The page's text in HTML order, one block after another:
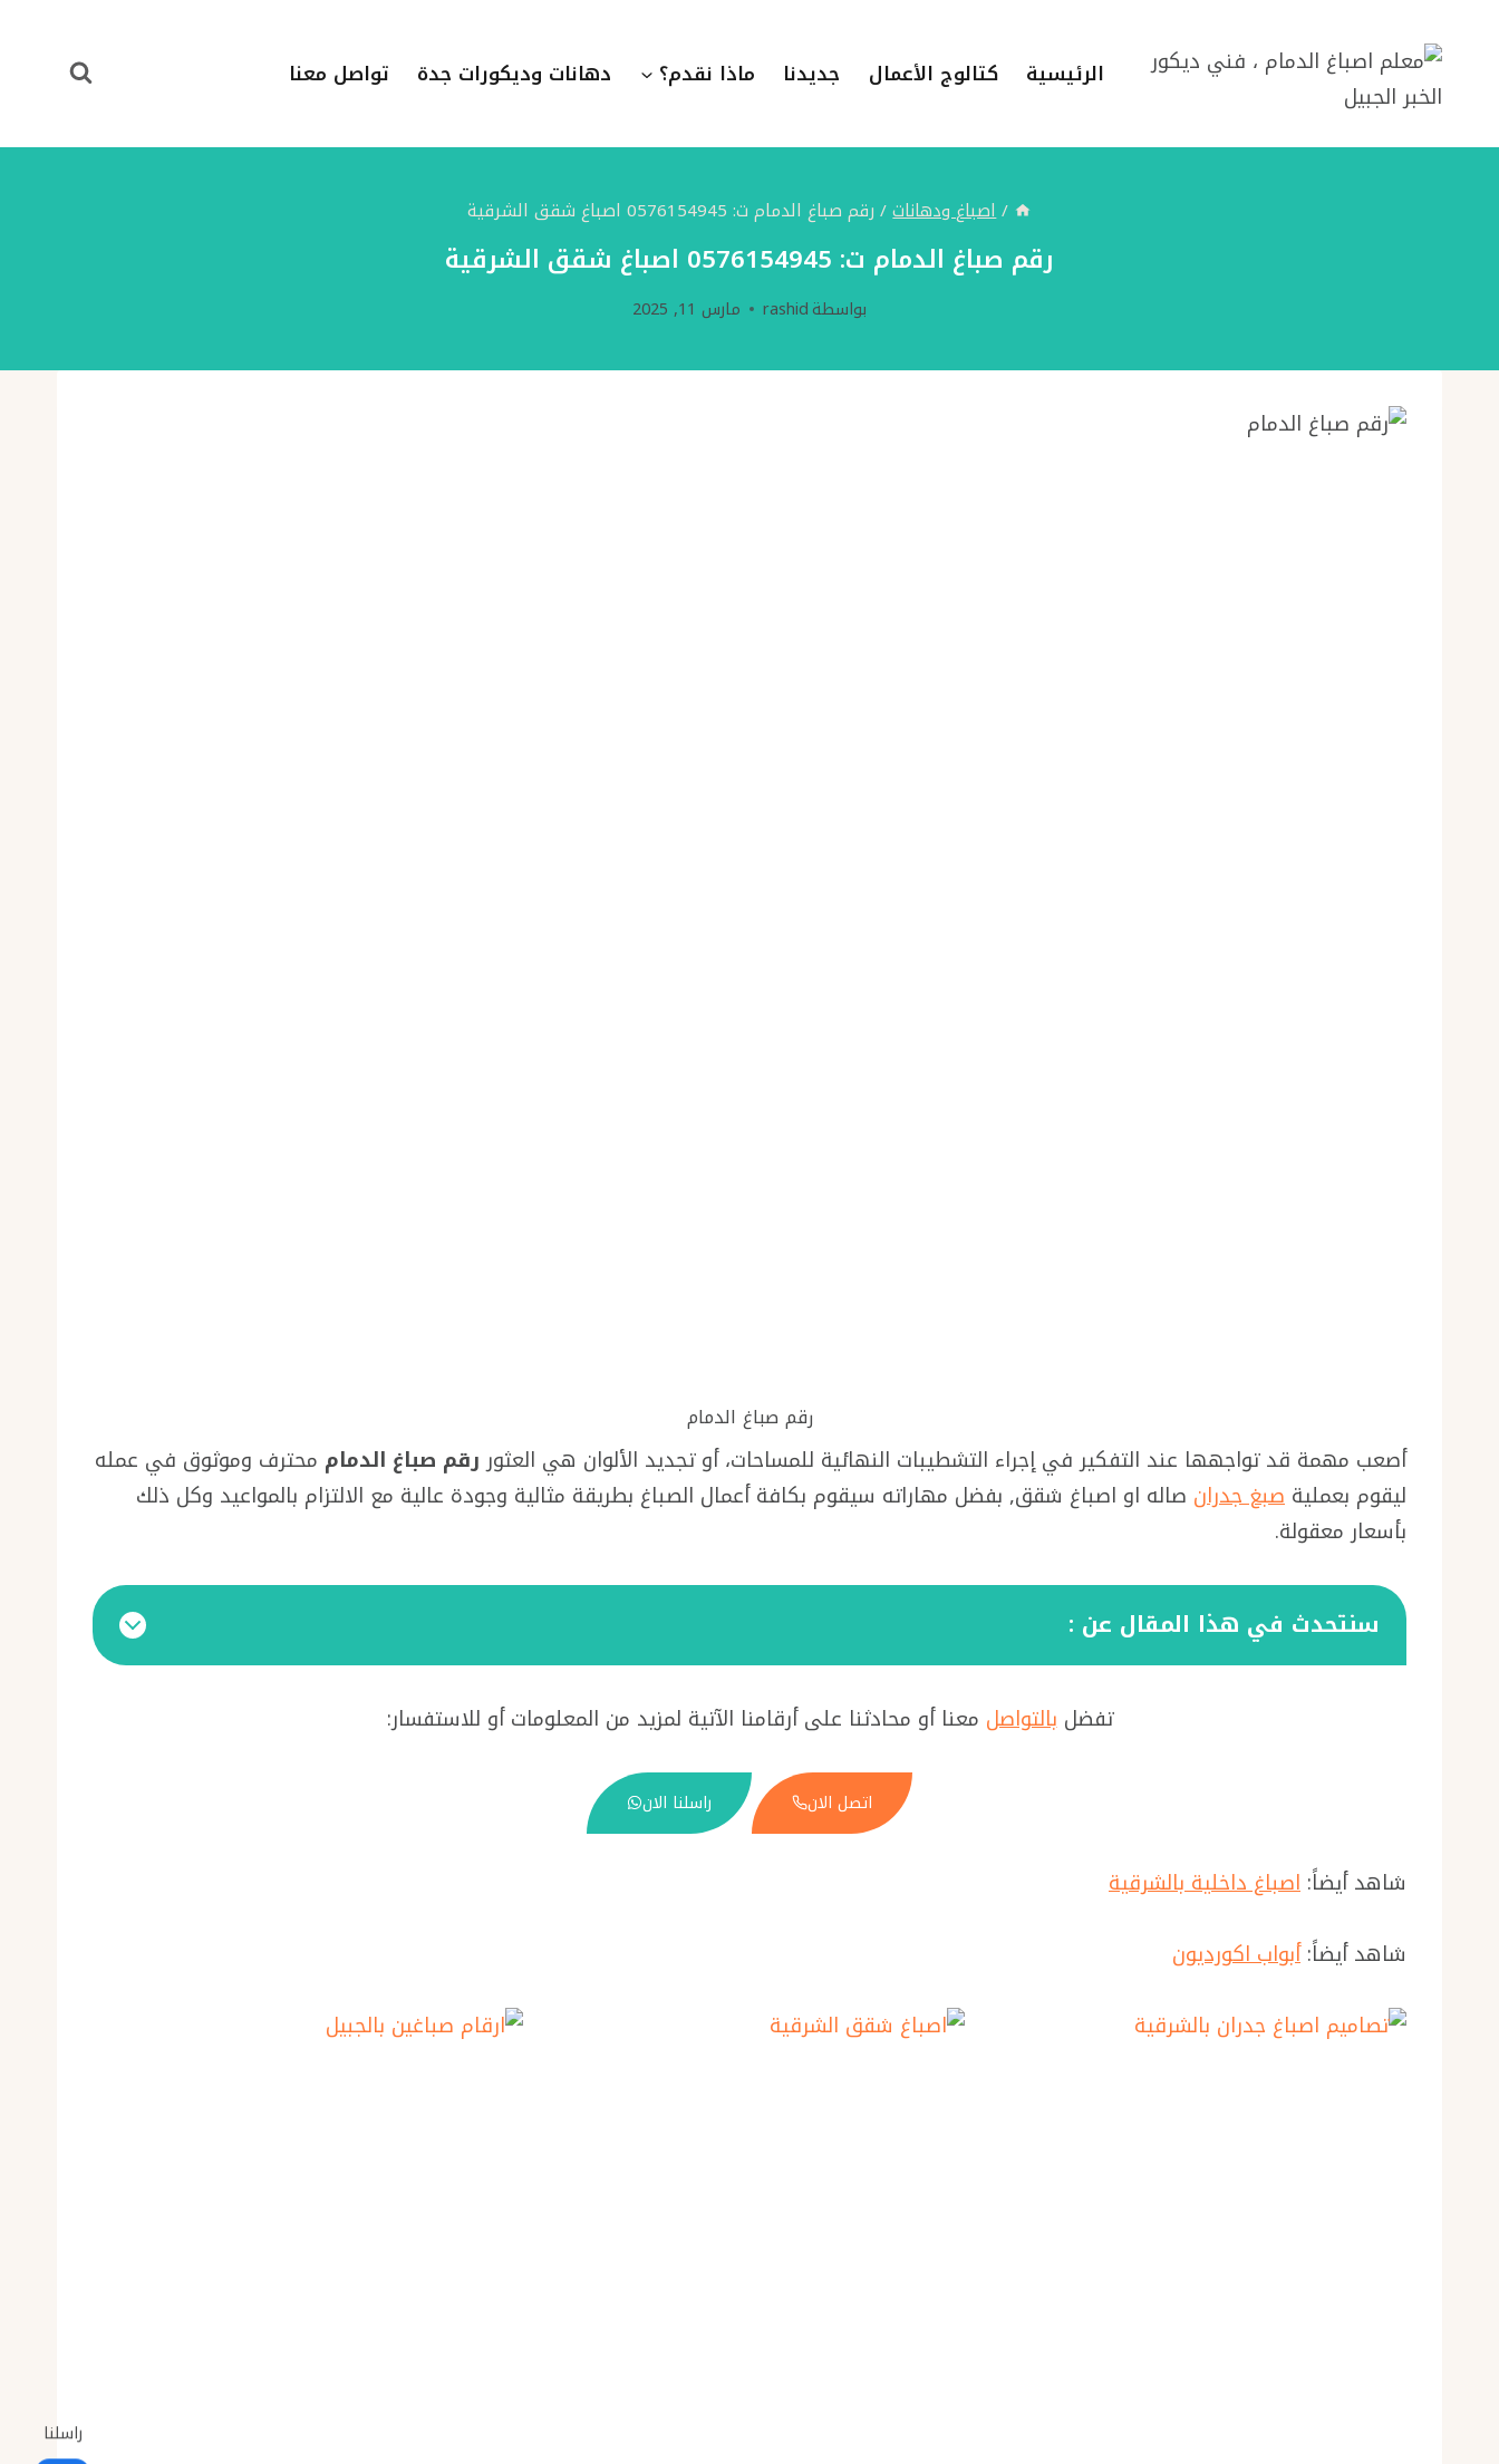
المحتوى
الرئيسية كتالوج الأعمال جديدنا ماذا نقدم؟ دهانات وديكورات جدة تواصل معنا
/اصباغ ودهانات/ رقم صباغ الدمام ت: 0576154945 اصباغ شقق الشرقية
رقم صباغ الدمام ت: 0576154945 اصباغ شقق الشرقية
بواسطةrashid مارس 11, 2025
رقم صباغ الدمام
أصعب مهمة قد تواجهها عند التفكير في إجراء التشطيبات النهائية للمساحات، أو تجديد الألوان هي العثور رقم صباغ الدمام محترف وموثوق في عمله
ليقوم بعملية صبغ جدران صاله او اصباغ شقق, بفضل مهاراته سيقوم بكافة أعمال الصباغ بطريقة مثالية وجودة عالية مع الالتزام بالمواعيد وكل ذلك
بأسعار معقولة.
سنتحدث في هذا المقال عن :
تفضلبالتواصل معنا أو محادثنا على أرقامنا الآتية لمزيد من المعلومات أو للاستفسار:
اتصل الان راسلنا الان
شاهد أيضاً: اصباغ داخلية بالشرقية
شاهد أيضاً:أبواب اكورديون
راسلنا